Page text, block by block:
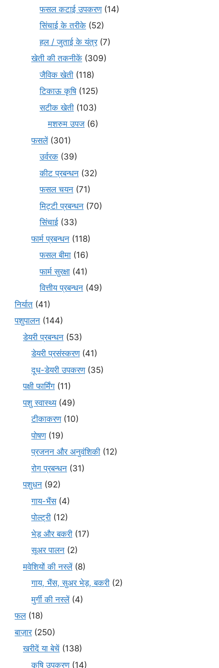
फसल कटाई उपकरण(14)
सिंचाई के तरीके (52)
हल / जुताई के यंत्र(7)
खेती की तकनीकें (309)
जैविक खेती (118)
टिकाऊ कृषि(125)
सटीक खेती (103)
मशरुम उपज (6)
फसलें(301)
उर्वरक (39)
कीट प्रबन्धन (32)
फसल चयन (71)
मि‌ट्टी प्रबन्धन (70)
सिंचाई (33)
फार्म प्रबन्धन (118)
फसल बीमा (16)
फार्म सुरक्षा (41)
वित्तीय प्रबन्धन (49)
निर्यात (41)
पशुपालन (144)
डेयरी प्रबन्धन (53)
डेयरी प्रसंस्करण(41)
दूध-डेयरी उपकरण(35)
पक्षी फार्मिंग (11)
पशु स्वास्थ्य(49)
टीकाकरण(10)
पोषण(19)
प्रजनन और अनुवंशिकी (12)
रोग प्रबन्धन (31)
पशुधन (92)
गाय-भैंस(4)
पोल्ट्री (12)
भेड़ और बकरी (17)
सूअर पालन (2)
मवेशियों की नस्लें(8)
गाय, भैंस, सुअर भेड़, बकरी (2)
मुर्गी की नस्लें(4)
फल(18)
बाज़ार(250)
खरीदें या बेचें (138)
कृषि उपकरण(14)